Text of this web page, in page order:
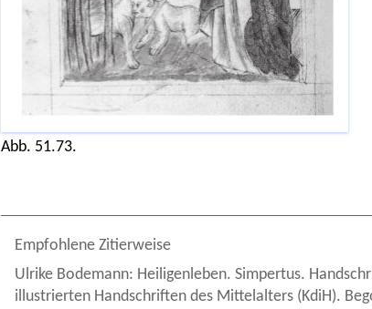
Abb. 51.73.
Empfohlene Zitierweise
Ulrike Bodemann: Heiligenleben. Simpertus.
illustrierten Handschriften des Mittelalters (KdiH).